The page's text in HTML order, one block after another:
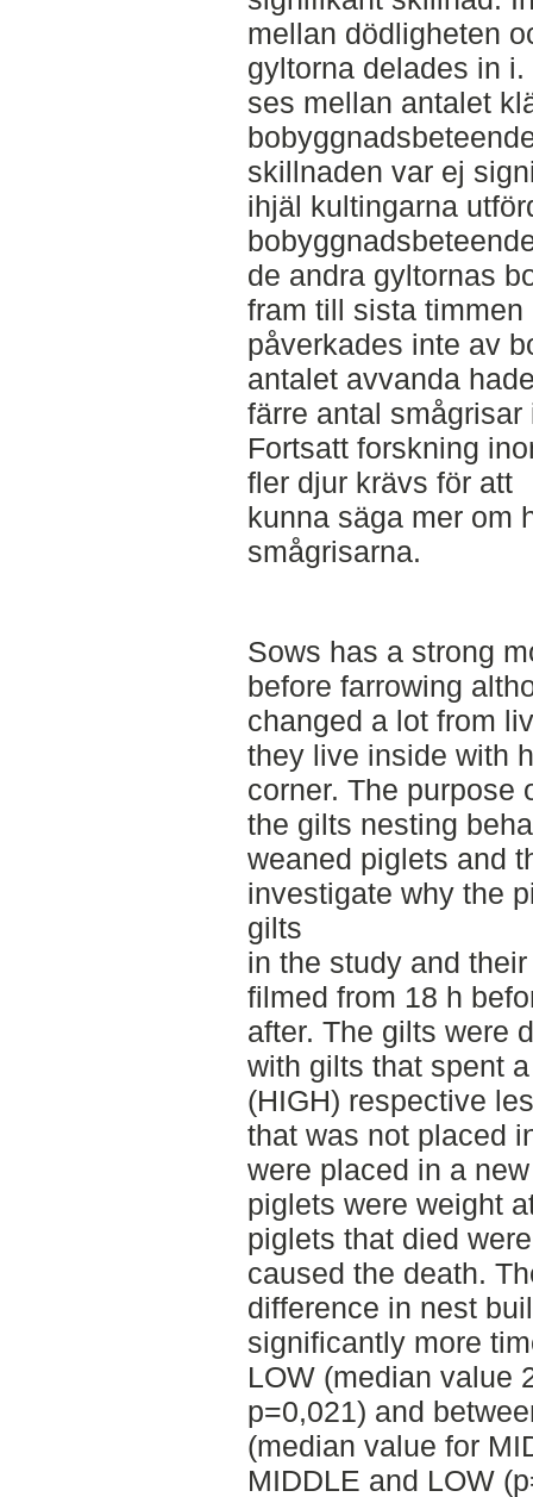
mellan dödligheten
gyltorna delades in
ses mellan antalet
skillnaden var ej
ihjäl kultingarna
de andra gyltornas
fram till sista
påverkades inte av
antalet avvanda
färre antal
Fortsatt forskning
fler djur krävs för att
kunna säga mer om
smågrisarna.
Sows has a strong
before farrowing
changed a lot from
they live inside with
corner. The purpose
the gilts nesting
weaned piglets and
investigate why the
gilts
in the study and
filmed from 18 h
after. The gilts were
with gilts that spent
(HIGH) respective
that was not placed
were placed in a
piglets were weight
piglets that died
caused the death.
difference in nest
significantly more
LOW (median value
p=0,021) and
(median value for
MIDDLE and LOW